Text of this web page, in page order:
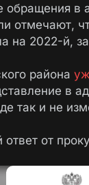
обращения
отмечают,
на 2022-й,
района
в
так и не
от